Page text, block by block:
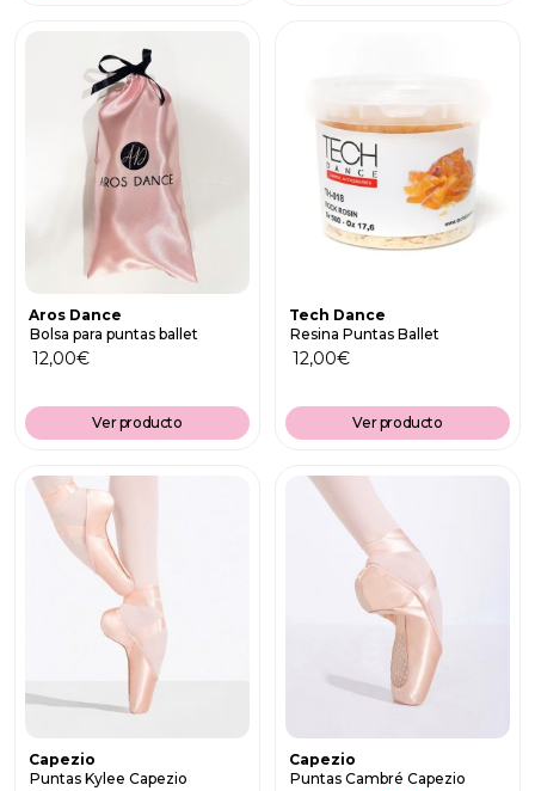
Aros Dance
Bolsa para puntas ballet
12,00€
Ver producto
Tech Dance
Resina Puntas Ballet
12,00€
Ver producto
Capezio
Puntas Kylee Capezio
Capezio
Puntas Cambré Capezio